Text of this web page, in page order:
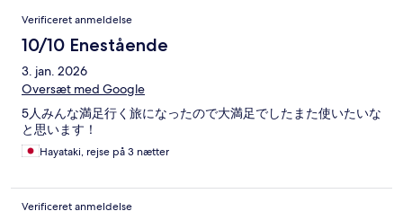
Anmeldelser
Verificeret anmeldelse
10/10 Enestående
3. jan. 2026
Oversæt med Google
5人みんな満足行く旅になったので大満足でしたまた使いたいな
と思います！
Hayataki, rejse på 3 nætter
Verificeret anmeldelse